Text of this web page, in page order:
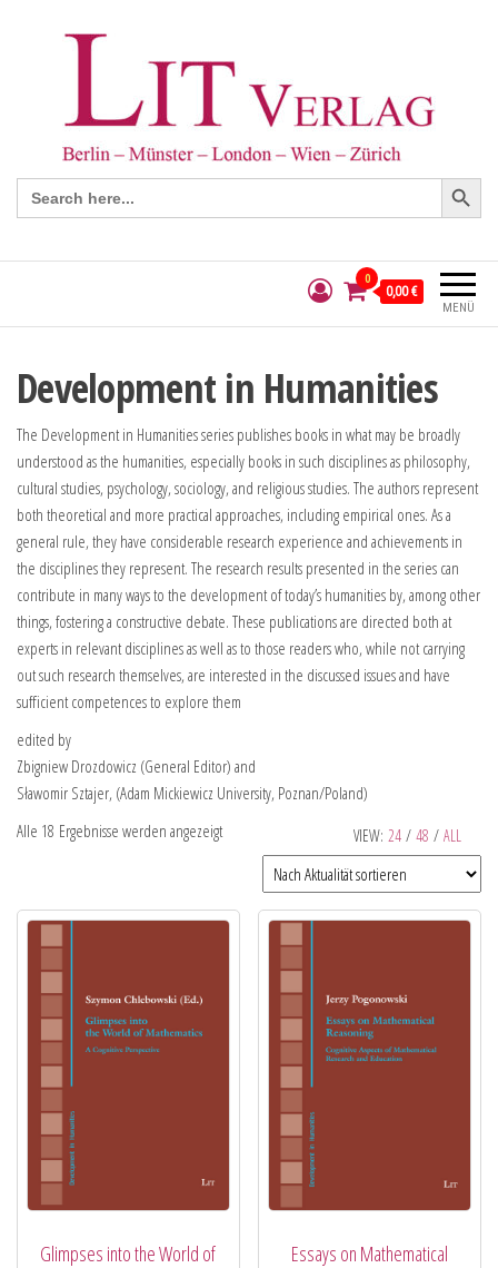
Search
for:
Search Button
MENÜ
0
0,00 €
Development in Humanities
The Development in Humanities series publishes books in what may be broadly
understood as the humanities, especially books in such disciplines as philosophy,
cultural studies, psychology, sociology, and religious studies. The authors represent
both theoretical and more practical approaches, including empirical ones. As a
general rule, they have considerable research experience and achievements in
the disciplines they represent. The research results presented in the series can
contribute in many ways to the development of today’s humanities by, among other
things, fostering a constructive debate. These publications are directed both at
experts in relevant disciplines as well as to those readers who, while not carrying
out such research themselves, are interested in the discussed issues and have
sufficient competences to explore them
edited by
Zbigniew Drozdowicz (General Editor) and
Sławomir Sztajer, (Adam Mickiewicz University, Poznan/Poland)
VIEW: 24 / 48 / ALL
Alle 18 Ergebnisse werden angezeigt
Glimpses into the World of
Essays on Mathematical